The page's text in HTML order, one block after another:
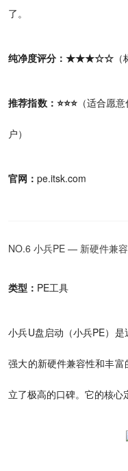
了。
纯净度评分：★★★☆☆
推荐指数：⭐⭐⭐（适合愿
户）
官网：pe.itsk.com
NO.6 小兵PE — 新硬件兼
类型： PE工具
小兵U盘启动（小兵PE）
强大的新硬件兼容性和丰
立了极高的口碑。它的核心